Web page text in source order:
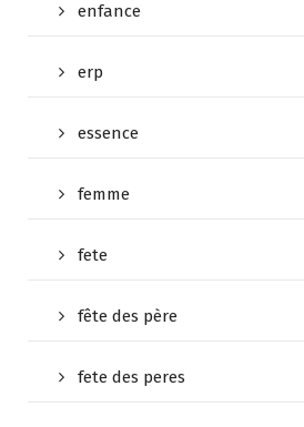
enfance
erp
essence
femme
fete
fête des père
fete des peres